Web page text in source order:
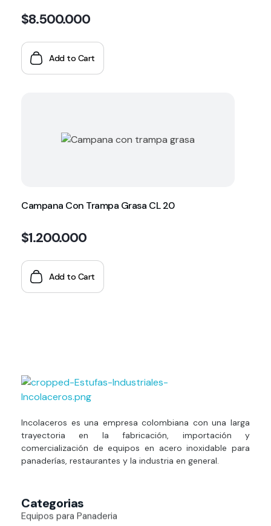
$8.500.000
Add to Cart
Campana Con Trampa Grasa CL 20
$1.200.000
Add to Cart
Incolaceros es una empresa colombiana con una larga
trayectoria en la fabricación, importación y
comercialización de equipos en acero inoxidable para
panaderías, restaurantes y la industria en general.
Categorias
Equipos para Panaderia